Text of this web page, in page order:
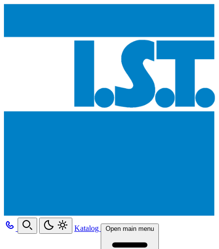
Katalog Open main menu